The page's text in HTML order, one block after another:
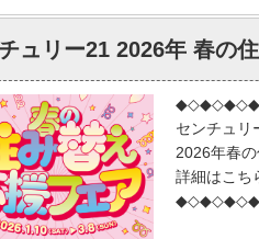
ュリー21 2026年 春の
センチュリ
2026年春
詳細はこち